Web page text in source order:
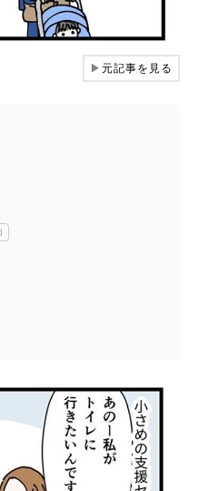
▶元記事を見る